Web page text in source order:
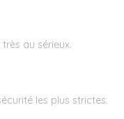
au sérieux.
les plus strictes.